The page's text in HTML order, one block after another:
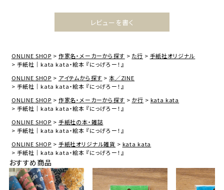
レビューを書く
ONLINE SHOP 作家名・メーカーから探す た行
手紙社オリジナル
手紙社｜kata kata・絵本 『にっげろー！』
ONLINE SHOP
アイテムから探す
本／ZINE
手紙社｜kata kata・絵本 『にっげろー！』
ONLINE SHOP
作家名・メーカーから探す か行
kata kata
手紙社｜kata kata・絵本 『にっげろー！』
ONLINE SHOP
手紙社の本・雑誌
手紙社｜kata kata・絵本 『にっげろー！』
ONLINE SHOP
手紙社オリジナル雑貨
kata kata
手紙社｜kata kata・絵本 『にっげろー！』
おすすめ商品